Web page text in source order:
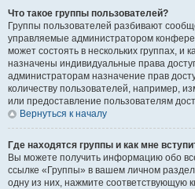
Что такое группы пользователей?
Группы пользователей разбивают
управляемые администратором
может состоять в нескольких группах, и
назначены индивидуальные права
администраторам назначение прав
количеству пользователей, например,
или предоставление пользователям
Вернуться к началу
Где находятся группы и как мне
Вы можете получить информацию обо
ссылке «Группы» в вашем личном
одну из них, нажмите соответствующую